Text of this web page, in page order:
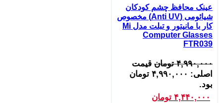
عینک محافظ چشم کودکان
شیائومی (Anti UV) مخصوص
کار با مانیتور و تبلت مدل Mi
Computer Glasses
FTR039
۴,۹۹۰,۰۰۰ تومان قیمت
اصلی: ۴,۹۹۰,۰۰۰ تومان
بود.
۴,۴۴۰,۰۰۰ تومان